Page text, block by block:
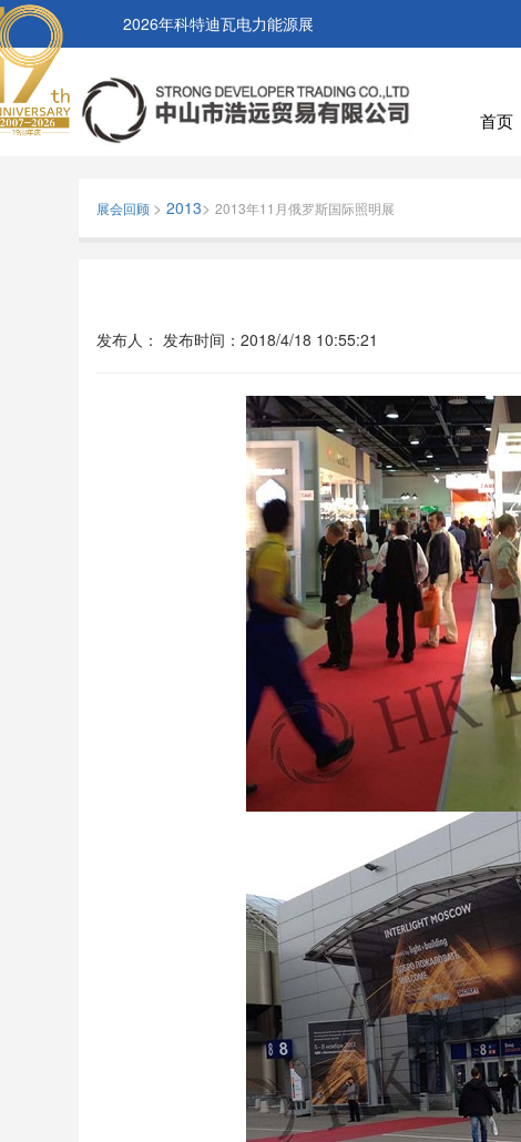
2026年科特迪瓦电力能源展
首页
展会回顾 > 2013> 2013年11月俄罗斯国际照明展
发布人： 发布时间： 2018/4/18 10:55:21